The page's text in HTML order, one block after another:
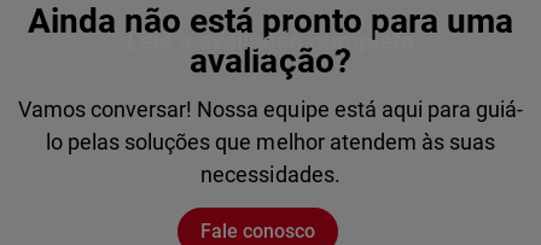
Leia a avaliação completa
Ainda não está pronto para uma
avaliação?
Vamos conversar! Nossa equipe está aqui para guiá-
lo pelas soluções que melhor atendem às suas
necessidades.
Fale conosco